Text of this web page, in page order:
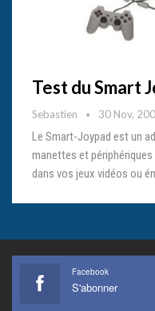
Test du Smart
Sebastien 30 Nov,
Le Smart-Joypad est un
manettes et
dans vos jeux vidéos ou
Facebook
S'abonner